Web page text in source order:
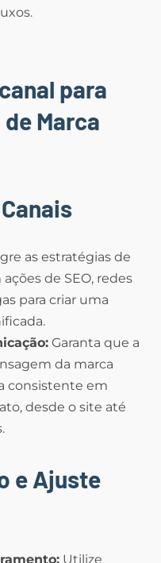
para
Marca
as estratégias de
de SEO, redes
para criar uma
Garanta que a
da marca
consistente em
desde o site até
e Ajuste
Utilize